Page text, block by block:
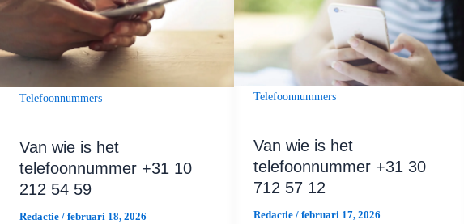
Telefoonnummers
Van wie is het
telefoonnummer +31 10
212 54 59
Redactie / februari 18, 2026
Telefoonnummers
Van wie is het
telefoonnummer +31 30
712 57 12
Redactie / februari 17, 2026